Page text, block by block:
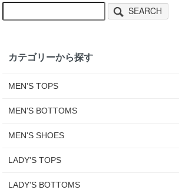
SEARCH
カテゴリーから探す
MEN'S TOPS
MEN'S BOTTOMS
MEN'S SHOES
LADY'S TOPS
LADY'S BOTTOMS